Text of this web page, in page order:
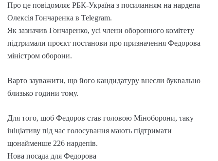
Про це повідомляє РБК-Україна з посиланням на нардепа
Олексія Гончаренка в Telegram.
Як зазначив Гончаренко, усі члени оборонного комітету
підтримали проєкт постанови про призначення Федорова
міністром оборони.
Варто зауважити, що його кандидатуру внесли буквально
близько години тому.
Для того, щоб Федоров став головою Міноборони, таку
ініціативу під час голосування мають підтримати
щонайменше 226 нардепів.
Нова посада для Федорова